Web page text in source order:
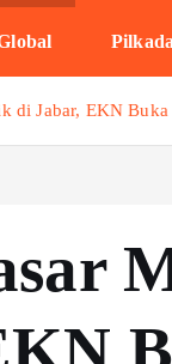
Pilkada
di Jabar, EKN